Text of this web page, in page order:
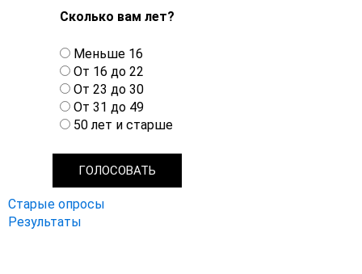
Сколько вам лет?
В
а
р
и
а
Меньше 16
От 16 до 22
От 23 до 30
От 31 до 49
50 лет и старше
Старые опросы
Результаты